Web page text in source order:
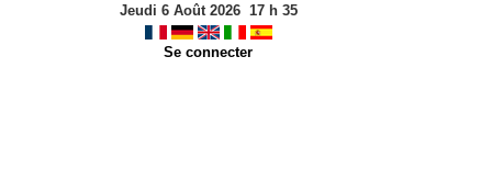
Jeudi 6 Août 2026 17h 35
Se connecter